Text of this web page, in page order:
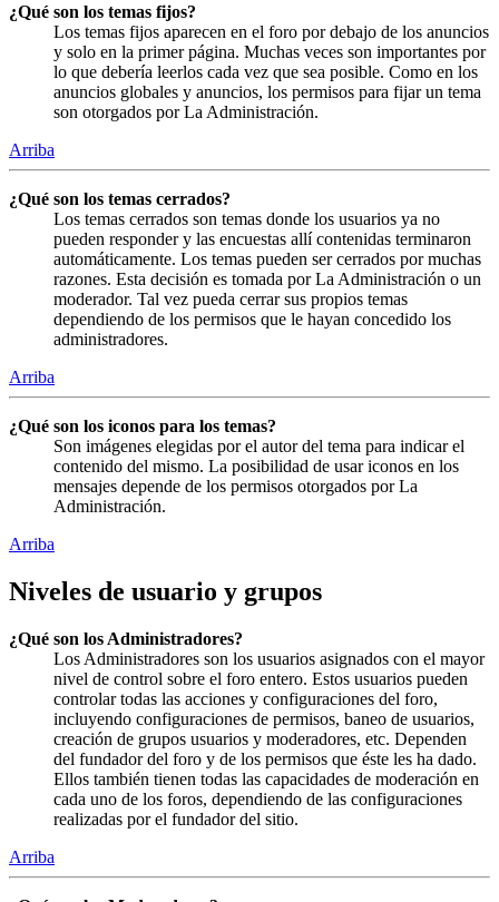
¿Qué son los temas fijos?
Los temas fijos aparecen en el foro por debajo de los anuncios
y solo en la primer página. Muchas veces son importantes por
lo que debería leerlos cada vez que sea posible. Como en los
anuncios globales y anuncios, los permisos para fijar un tema
son otorgados por La Administración.
Arriba
¿Qué son los temas cerrados?
Los temas cerrados son temas donde los usuarios ya no
pueden responder y las encuestas allí contenidas terminaron
automáticamente. Los temas pueden ser cerrados por muchas
razones. Esta decisión es tomada por La Administración o un
moderador. Tal vez pueda cerrar sus propios temas
dependiendo de los permisos que le hayan concedido los
administradores.
Arriba
¿Qué son los iconos para los temas?
Son imágenes elegidas por el autor del tema para indicar el
contenido del mismo. La posibilidad de usar iconos en los
mensajes depende de los permisos otorgados por La
Administración.
Arriba
Niveles de usuario y grupos
¿Qué son los Administradores?
Los Administradores son los usuarios asignados con el mayor
nivel de control sobre el foro entero. Estos usuarios pueden
controlar todas las acciones y configuraciones del foro,
incluyendo configuraciones de permisos, baneo de usuarios,
creación de grupos usuarios y moderadores, etc. Dependen
del fundador del foro y de los permisos que éste les ha dado.
Ellos también tienen todas las capacidades de moderación en
cada uno de los foros, dependiendo de las configuraciones
realizadas por el fundador del sitio.
Arriba